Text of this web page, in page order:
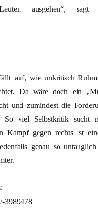
ausgehen“, sagt
auf, wie unkritisch
Da wäre doch ein
und zumindest die
So viel Selbstkritik sucht
Kampf gegen rechts ist
genau so
3989478